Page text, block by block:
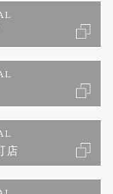
プラン
店